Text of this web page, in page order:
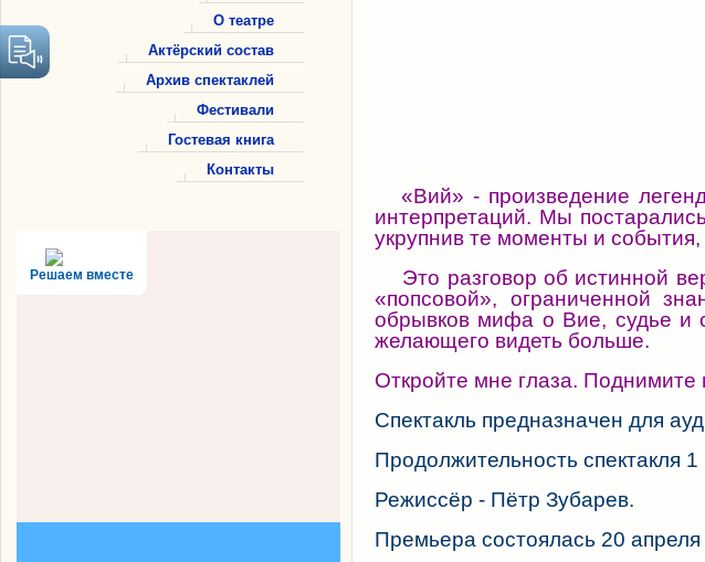
О театре
Актёрский состав
Архив спектаклей
Фестивали
Гостевая книга
Контакты
Решаем вместе
«Вий» - произведение
интерпретаций. Мы
укрупнив те моменты и
Это разговор об истинной
«попсовой», ограниченной
обрывков мифа о Вие, судье и
желающего видеть больше.
Откройте мне глаза. Поднимите
Спектакль предназначен для
Продолжительность спектакля 1
Режиссёр - Пётр Зубарев.
Премьера состоялась 20 апреля